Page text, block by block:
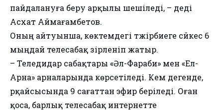
пайдалануға беру арқылы шешіледі, – деді
Асхат Аймағамбетов.
Оның айтуынша, көктемдегі тәжірбиеге сәйкес 6
мыңдай телесабақ әзірленіп жатыр.
– Теледидар сабақтары «Әл-Фараби» мен «Ел-
Арна» арналарында көрсетіледі. Кем дегенде,
әрқайсысында 9 сағаттан эфир беріледі. Оған
қоса, барлық телесабақ интернетте